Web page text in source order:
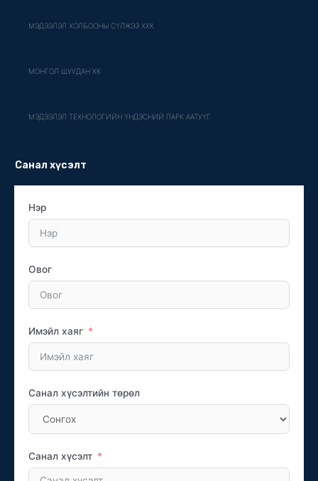
МЭДЭЭЛЭЛ ХОЛБООНЫ СҮЛЖЭЭ ХХК
МОНГОЛ ШУУДАН ХК
МЭДЭЭЛЭЛ ТЕХНОЛОГИЙН ҮНДЭСНИЙ ПАРК ААТУҮГ
Санал хүсэлт
Нэр
Овог
Имэйл хаяг
Санал хүсэлтийн төрөл
Санал хүсэлт